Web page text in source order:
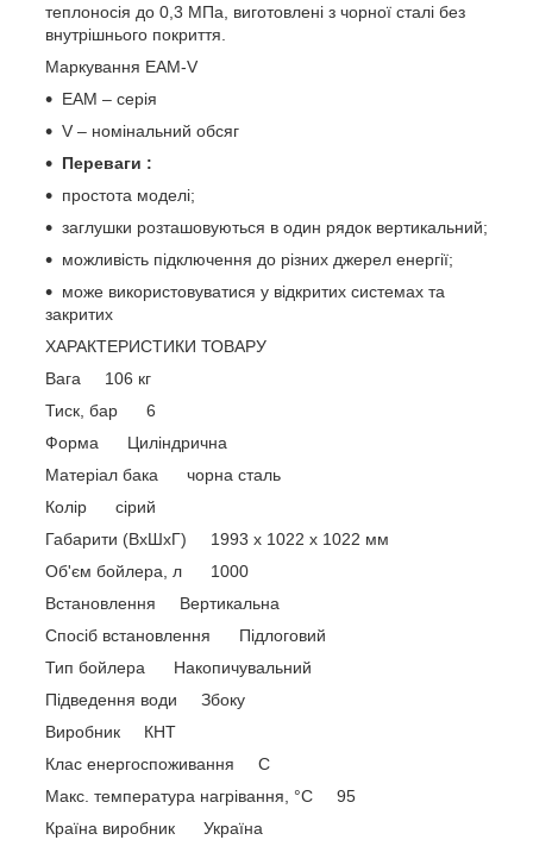
теплоносія до 0,3 МПа, виготовлені з чорної сталі без
внутрішнього покриття.
Маркування EAМ-V
EAМ – серія
V – номінальний обсяг
Переваги :
простота моделі;
заглушки розташовуються в один рядок вертикальний;
можливість підключення до різних джерел енергії;
може використовуватися у відкритих системах та
закритих
ХАРАКТЕРИСТИКИ ТОВАРУ
Вага 106 кг
Тиск, бар 6
Форма Циліндрична
Матеріал бака чорна сталь
Колір сірий
Габарити (ВхШхГ) 1993 x 1022 x 1022 мм
Об'єм бойлера, л 1000
Встановлення Вертикальна
Спосіб встановлення Підлоговий
Тип бойлера Накопичувальний
Підведення води Збоку
Виробник КНТ
Клас енергоспоживання С
Макс. температура нагрівання, °C 95
Країна виробник Україна